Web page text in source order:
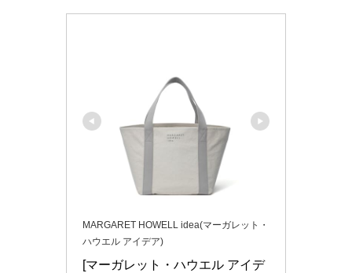
MARGARET HOWELL idea(マーガレット・
ハウエル アイデア)
[マーガレット・ハウエル アイデ